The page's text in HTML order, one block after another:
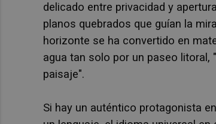
delicado entre privacidad y
planos quebrados que guían la
horizonte se ha convertido en
agua tan solo por un paseo
paisaje".
Si hay un auténtico protagonista